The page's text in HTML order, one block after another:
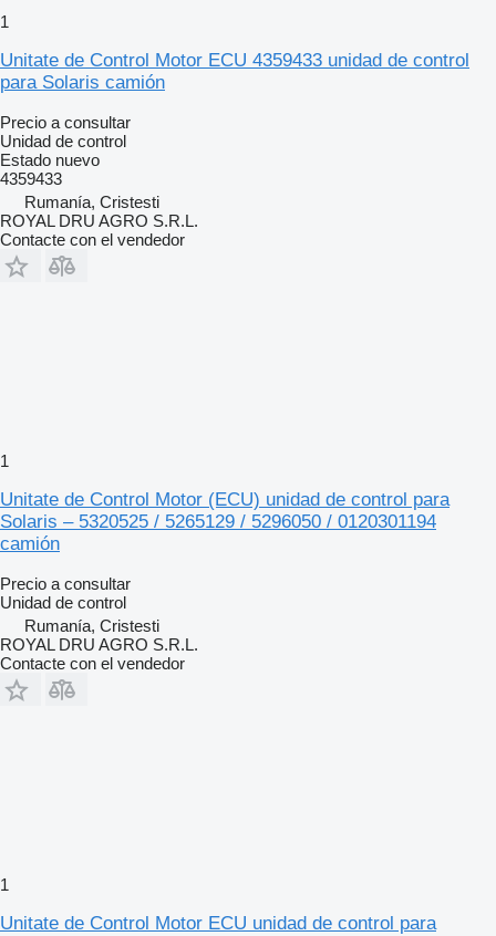
1
Unitate de Control Motor ECU 4359433 unidad de control
para Solaris camión
Precio a consultar
Unidad de control
Estado nuevo
4359433
Rumanía, Cristesti
ROYAL DRU AGRO S.R.L.
Contacte con el vendedor
1
Unitate de Control Motor (ECU) unidad de control para
Solaris – 5320525 / 5265129 / 5296050 / 0120301194
camión
Precio a consultar
Unidad de control
Rumanía, Cristesti
ROYAL DRU AGRO S.R.L.
Contacte con el vendedor
1
Unitate de Control Motor ECU unidad de control para